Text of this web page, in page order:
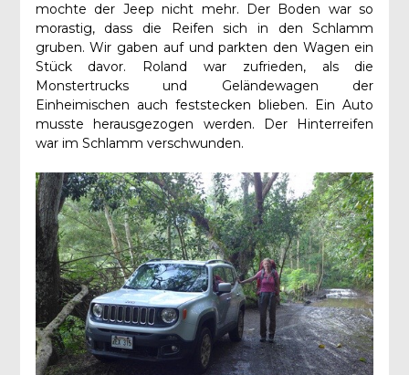
mochte der Jeep nicht mehr. Der Boden war so
morastig, dass die Reifen sich in den Schlamm
gruben. Wir gaben auf und parkten den Wagen ein
Stück davor. Roland war zufrieden, als die
Monstertrucks und Geländewagen der
Einheimischen auch feststecken blieben. Ein Auto
musste herausgezogen werden. Der Hinterreifen
war im Schlamm verschwunden.